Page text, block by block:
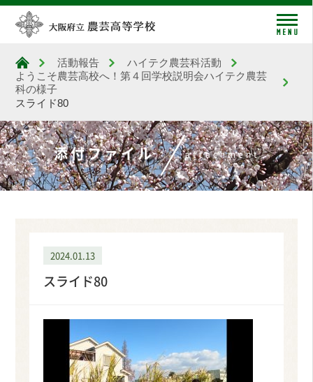
大阪府立農芸高等学校
活動報告
ハイテク農芸科活動
ようこそ農芸高校へ！第４回学校説明会ハイテク農芸
科の様子
スライド80
添付ファイル attachment
2024.01.13
スライド80